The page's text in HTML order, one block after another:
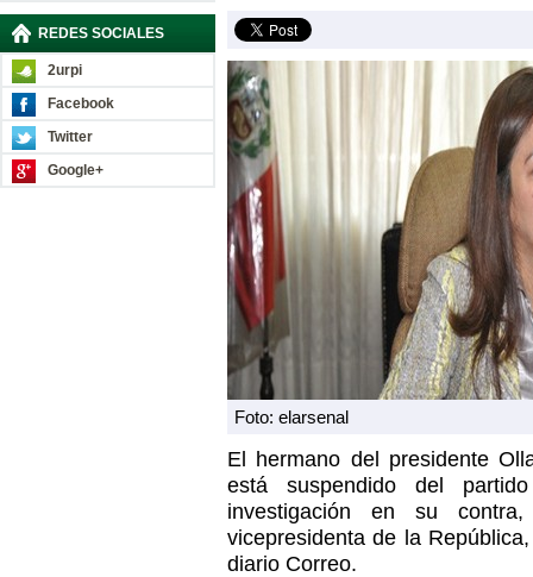
REDES SOCIALES
2urpi
Facebook
Twitter
Google+
Foto: elarsenal
El hermano del presidente
está suspendido del
investigación en su
vicepresidenta de la
diario Correo.